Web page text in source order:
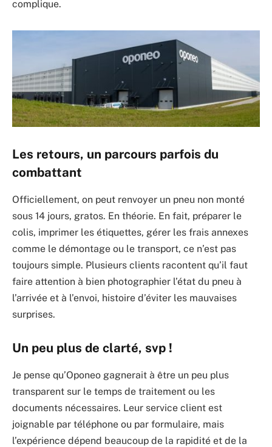
complique.
Les retours, un parcours parfois du
combattant
Officiellement, on peut renvoyer un pneu non monté
sous 14 jours, gratos. En théorie. En fait, préparer le
colis, imprimer les étiquettes, gérer les frais annexes
comme le démontage ou le transport, ce n’est pas
toujours simple. Plusieurs clients racontent qu’il faut
faire attention à bien photographier l’état du pneu à
l’arrivée et à l’envoi, histoire d’éviter les mauvaises
surprises.
Un peu plus de clarté, svp !
Je pense qu’Oponeo gagnerait à être un peu plus
transparent sur le temps de traitement ou les
documents nécessaires. Leur service client est
joignable par téléphone ou par formulaire, mais
l’expérience dépend beaucoup de la rapidité et de la